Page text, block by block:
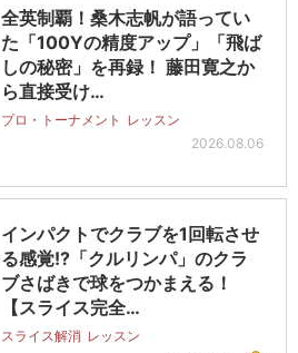
全英制覇！桑木志帆が語ってい
た「100Yの精度アップ」「飛ば
しの秘密」を再録！ 藤田寛之か
ら直接受け…
プロ・トーナメント レッスン
2026.08.06
インパクトでクラブを1回転させ
る感覚!?「クルリンパ」のクラ
ブさばきで球をつかまえる！
【スライス完全…
スライス解消 レッスン